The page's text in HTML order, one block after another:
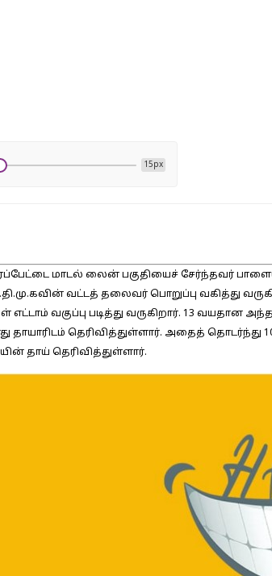
15px
மாடல் லைன் பகுதியைச் சேர்ந்தவர் பாளையம்
வட்டத் தலைவர் பொறுப்பு வகித்து
எட்டாம் வகுப்பு படித்து வருகிறார். 13 வயதான
தாயாரிடம் தெரிவித்துள்ளார். அதைத்
தாய் தெரிவித்துள்ளார்.